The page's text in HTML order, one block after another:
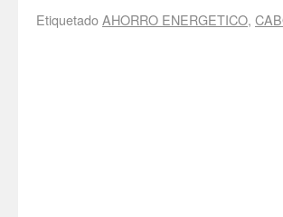
EtiquetadoAHORRO ENERGETICO,